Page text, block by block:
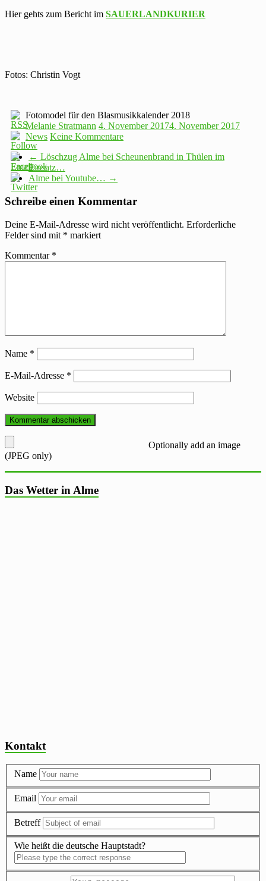
Hier gehts zum Bericht im SAUERLANDKURIER
Fotos: Christin Vogt
Fotomodel für den Blasmusikkalender 2018
Melanie Stratmann 4. November 20174. November 2017
News Keine Kommentare
← Löschzug Alme bei Scheunenbrand in Thülen im
Einsatz…
Alme bei Youtube… →
Schreibe einen Kommentar
Deine E-Mail-Adresse wird nicht veröffentlicht. Erforderliche
Felder sind mit * markiert
Kommentar *
Name *
E-Mail-Adresse *
Website
Optionally add an image
(JPEG only)
Das Wetter in Alme
Kontakt
Name
Email
Betreff
Wie heißt die deutsche Hauptstadt?